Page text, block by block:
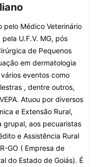
pelo Médico Veterinário
U.F.V. MG, pós
de Pequenos
em dermatologia
eventos como
, dentre outros,
Atuou por diversos
e Extensão Rural,
aos pecuaristas
e Assistência Rural
GO ( Empresa de
do Estado de Goiás). É